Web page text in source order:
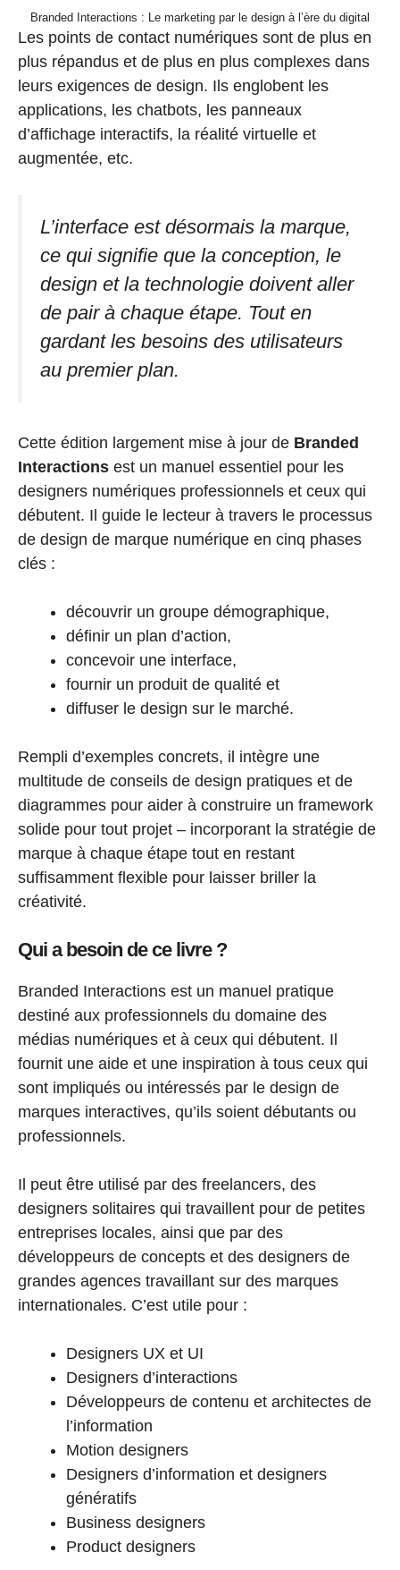
Branded Interactions : Le marketing par le design à l’ère du digital
Les points de contact numériques sont de plus en
plus répandus et de plus en plus complexes dans
leurs exigences de design. Ils englobent les
applications, les chatbots, les panneaux
d’affichage interactifs, la réalité virtuelle et
augmentée, etc.
L’interface est désormais la marque,
ce qui signifie que la conception, le
design et la technologie doivent aller
de pair à chaque étape. Tout en
gardant les besoins des utilisateurs
au premier plan.
Cette édition largement mise à jour de Branded
Interactions est un manuel essentiel pour les
designers numériques professionnels et ceux qui
débutent. Il guide le lecteur à travers le processus
de design de marque numérique en cinq phases
clés :
découvrir un groupe démographique,
définir un plan d’action,
concevoir une interface,
fournir un produit de qualité et
diffuser le design sur le marché.
Rempli d’exemples concrets, il intègre une
multitude de conseils de design pratiques et de
diagrammes pour aider à construire un framework
solide pour tout projet – incorporant la stratégie de
marque à chaque étape tout en restant
suffisamment flexible pour laisser briller la
créativité.
Qui a besoin de ce livre ?
Branded Interactions est un manuel pratique
destiné aux professionnels du domaine des
médias numériques et à ceux qui débutent. Il
fournit une aide et une inspiration à tous ceux qui
sont impliqués ou intéressés par le design de
marques interactives, qu’ils soient débutants ou
professionnels.
Il peut être utilisé par des freelancers, des
designers solitaires qui travaillent pour de petites
entreprises locales, ainsi que par des
développeurs de concepts et des designers de
grandes agences travaillant sur des marques
internationales. C’est utile pour :
Designers UX et UI
Designers d’interactions
Développeurs de contenu et architectes de
l’information
Motion designers
Designers d’information et designers
génératifs
Business designers
Product designers